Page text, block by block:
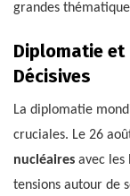
grandes
Diplomatie et
Décisives
La diplomatie
cruciales. Le 26
nucléaires avec les
tensions autour de